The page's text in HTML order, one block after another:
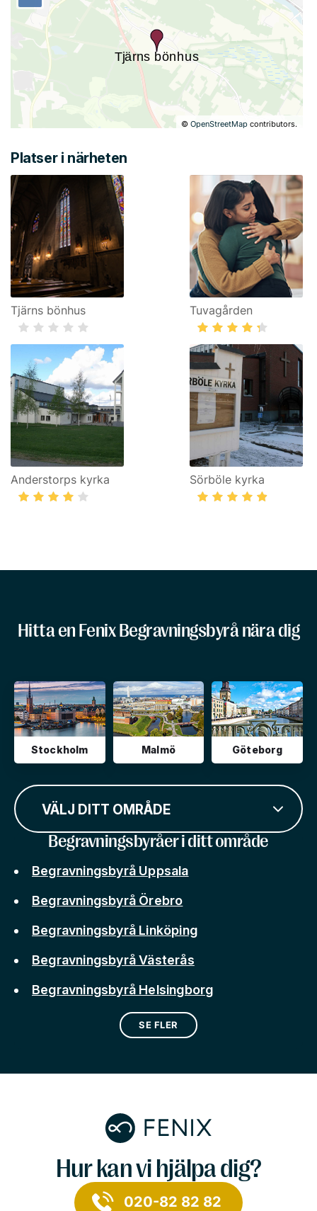
©OpenStreetMap contributors.
Platser i närheten
Tjärns bönhus Tuvagården
Anderstorps kyrka Sörböle kyrka
Hitta en Fenix Begravningsbyrå nära dig
Stockholm Malmö Göteborg
VÄLJ DITT OMRÅDE
Begravningsbyråer i ditt område
Begravningsbyrå Uppsala
Begravningsbyrå Örebro
Begravningsbyrå Linköping
Begravningsbyrå Västerås
Begravningsbyrå Helsingborg
SE FLER
Hur kan vi hjälpa dig?
020-82 82 82